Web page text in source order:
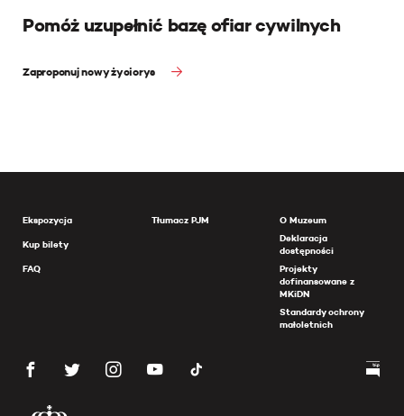
Pomóż uzupełnić bazę ofiar cywilnych
Zaproponuj nowy życiorys
Ekspozycja
Kup bilety
FAQ
Tłumacz PJM
O Muzeum
Deklaracja
dostępności
Projekty
dofinansowane z
MKiDN
Standardy ochrony
małoletnich